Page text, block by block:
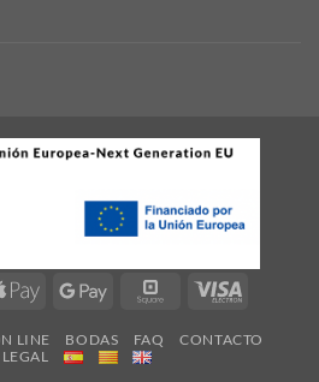
Apple
Google
Square
Visa
LINE BODAS FAQ
CONTACTO